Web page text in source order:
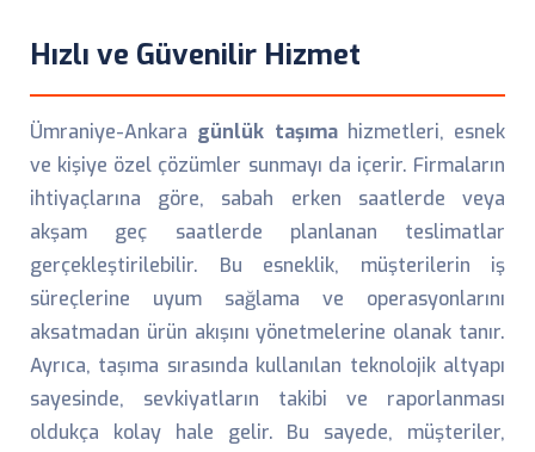
Hızlı ve Güvenilir Hizmet
Ümraniye-Ankara günlük taşımahizmetleri, esnek
ve kişiye özel çözümler sunmayı da içerir. Firmaların
ihtiyaçlarına göre, sabah erken saatlerde veya
akşam geç saatlerde planlanan teslimatlar
gerçekleştirilebilir. Bu esneklik, müşterilerin iş
süreçlerine uyum sağlama ve operasyonlarını
aksatmadan ürün akışını yönetmelerine olanak tanır.
Ayrıca, taşıma sırasında kullanılan teknolojik altyapı
sayesinde, sevkiyatların takibi ve raporlanması
oldukça kolay hale gelir. Bu sayede, müşteriler,